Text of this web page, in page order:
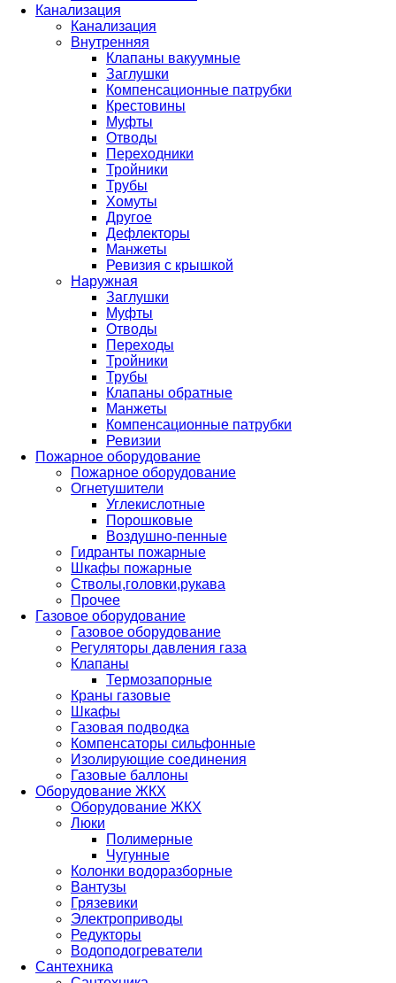
Канализация
Канализация
Внутренняя
Клапаны вакуумные
Заглушки
Компенсационные патрубки
Крестовины
Муфты
Отводы
Переходники
Тройники
Трубы
Хомуты
Другое
Дефлекторы
Манжеты
Ревизия с крышкой
Наружная
Заглушки
Муфты
Отводы
Переходы
Тройники
Трубы
Клапаны обратные
Манжеты
Компенсационные патрубки
Ревизии
Пожарное оборудование
Пожарное оборудование
Огнетушители
Углекислотные
Порошковые
Воздушно-пенные
Гидранты пожарные
Шкафы пожарные
Стволы,головки,рукава
Прочее
Газовое оборудование
Газовое оборудование
Регуляторы давления газа
Клапаны
Термозапорные
Краны газовые
Шкафы
Газовая подводка
Компенсаторы сильфонные
Изолирующие соединения
Газовые баллоны
Оборудование ЖКХ
Оборудование ЖКХ
Люки
Полимерные
Чугунные
Колонки водоразборные
Вантузы
Грязевики
Электроприводы
Редукторы
Водоподогреватели
Сантехника